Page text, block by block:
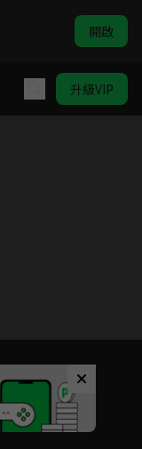
開啟
升級VIP